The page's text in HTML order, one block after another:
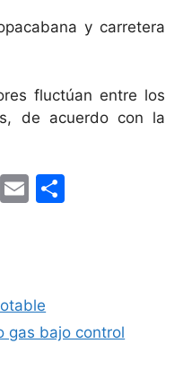
y carretera
fluctúan entre los
de acuerdo con la
Pi E
tir
gas bajo control